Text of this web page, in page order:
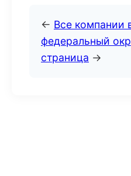
← Все
федеральный
страница →